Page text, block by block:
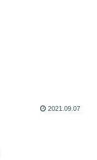
2021.09.07